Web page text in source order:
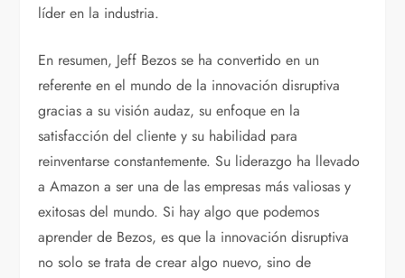
líder en la industria.
En resumen, Jeff Bezos se ha convertido en un
referente en el mundo de la innovación disruptiva
gracias a su visión audaz, su enfoque en la
satisfacción del cliente y su habilidad para
reinventarse constantemente. Su liderazgo ha llevado
a Amazon a ser una de las empresas más valiosas y
exitosas del mundo. Si hay algo que podemos
aprender de Bezos, es que la innovación disruptiva
no solo se trata de crear algo nuevo, sino de